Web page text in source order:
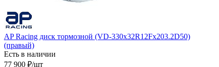
AP Racing диск тормозной (VD-330x32R12Fx203.2D50)
(правый)
Есть в наличии
77 900 ₽/шт